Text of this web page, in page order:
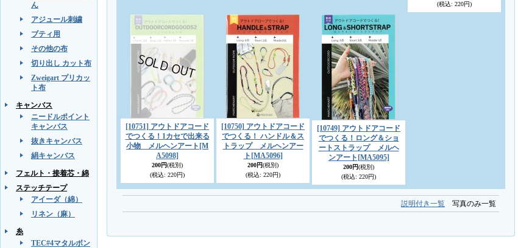
ん
アジュール刺繍
ブティ用
その他の布
切り出し カット布
Zweigart プリカッ
ト布
キャンバス
ニードルポイント
キャンバス
抜きキャンバス
絹キャンバス
フェルト・接着芯・綿
ステッチテープ
アイーダ（綿）
リネン（麻）
糸
TEC#4マタルボン
(税込: 220円)
[10751] アウトドアコード
でつくる！1カセで出来る
小物 メルヘンアート [M
A5098]
200円(税別)
(税込: 220円)
[10750] アウトドアコード
でつくる！ ハンドル＆ス
トラップ メルヘンアー
ト [MA5096]
200円(税別)
(税込: 220円)
[10749] アウトドアコード
でつくる！ロング＆ショ
ートストラップ メルヘ
ンアート [MA5095]
200円(税別)
(税込: 220円)
説明付き一覧 写真のみ一覧